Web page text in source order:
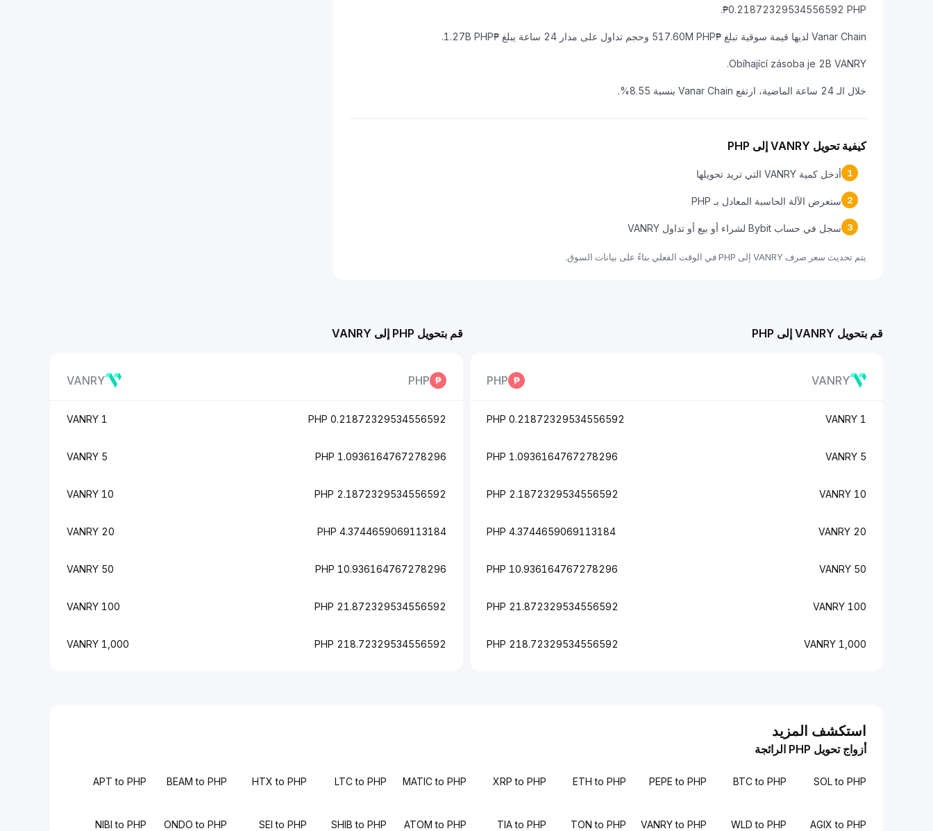
₱0.21872329534556592 PHP.
Vanar Chain لديها قيمة سوقية تبلغ ₱517.60M PHP وحجم تداول على مدار 24 ساعة يبلغ ₱1.27B PHP.
Obíhající zásoba je 2B VANRY.
خلال الـ 24 ساعة الماضية، ارتفع Vanar Chain بنسبة 8.55%.
كيفية تحويل VANRY إلى PHP
1 أدخل كمية VANRY التي تريد تحويلها
2 ستعرض الآلة الحاسبة المعادل بـ PHP
3 سجل في حساب Bybit لشراء أو بيع أو تداول VANRY
يتم تحديث سعر صرف VANRY إلى PHP في الوقت الفعلي بناءً على بيانات السوق.
قم بتحويل VANRY إلى PHP
VANRY
PHP
1 VANRY
0.21872329534556592 PHP
5 VANRY
1.0936164767278296 PHP
10 VANRY
2.1872329534556592 PHP
20 VANRY
4.3744659069113184 PHP
50 VANRY
10.936164767278296 PHP
100 VANRY
21.872329534556592 PHP
1,000 VANRY
218.72329534556592 PHP
قم بتحويل PHP إلى VANRY
PHP
VANRY
0.21872329534556592 PHP
1 VANRY
1.0936164767278296 PHP
5 VANRY
2.1872329534556592 PHP
10 VANRY
4.3744659069113184 PHP
20 VANRY
10.936164767278296 PHP
50 VANRY
21.872329534556592 PHP
100 VANRY
218.72329534556592 PHP
1,000 VANRY
استكشف المزيد
أزواج تحويل PHP الرائجة
SOL to PHP
BTC to PHP
PEPE to PHP
ETH to PHP
XRP to PHP
MATIC to PHP
LTC to PHP
HTX to PHP
BEAM to PHP
APT to PHP
AGIX to PHP
WLD to PHP
VANRY to PHP
TON to PHP
TIA to PHP
ATOM to PHP
SHIB to PHP
SEI to PHP
ONDO to PHP
NIBI to PHP